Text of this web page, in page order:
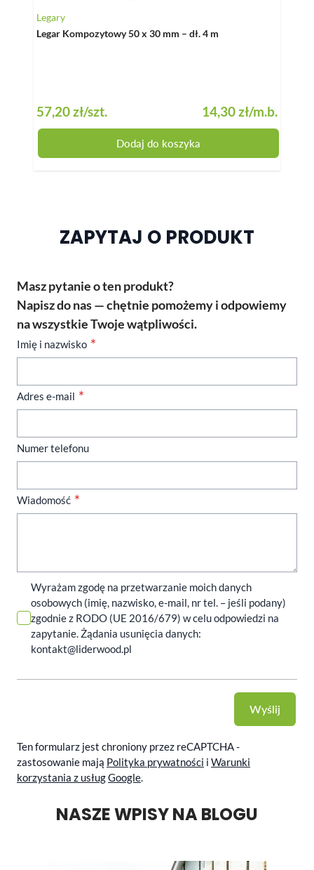
Legary
Legar Kompozytowy 50 x 30 mm – dł. 4 m
57,20 zł/szt. 14,30 zł/m.b.
Dodaj do koszyka
ZAPYTAJ O PRODUKT
Masz pytanie o ten produkt?
Napisz do nas — chętnie pomożemy i odpowiemy
na wszystkie Twoje wątpliwości.
Imię i nazwisko
Adres e-mail
Numer telefonu
Wiadomość
Wyrażam zgodę na przetwarzanie moich danych
osobowych (imię, nazwisko, e-mail, nr tel. – jeśli podany)
zgodnie z RODO (UE 2016/679) w celu odpowiedzi na
zapytanie. Żądania usunięcia danych:
kontakt@liderwood.pl
Wyślij
Ten formularz jest chroniony przez reCAPTCHA -
zastosowanie mają Polityka prywatności i Warunki
korzystania z usługGoogle.
NASZE WPISY NA BLOGU